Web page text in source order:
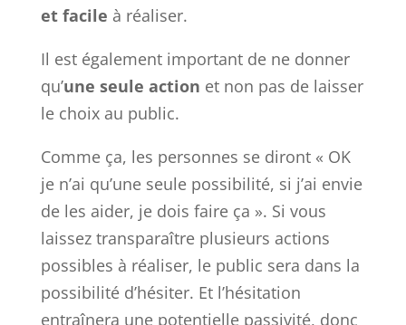
et facile à réaliser.
Il est également important de ne donner
qu’une seule action et non pas de laisser
le choix au public.
Comme ça, les personnes se diront « OK
je n’ai qu’une seule possibilité, si j’ai envie
de les aider, je dois faire ça ». Si vous
laissez transparaître plusieurs actions
possibles à réaliser, le public sera dans la
possibilité d’hésiter. Et l’hésitation
entraînera une potentielle passivité, donc